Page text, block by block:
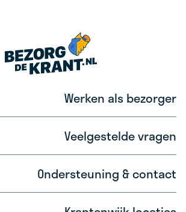
Werken als bezorger
Veelgestelde vragen
Ondersteuning & contact